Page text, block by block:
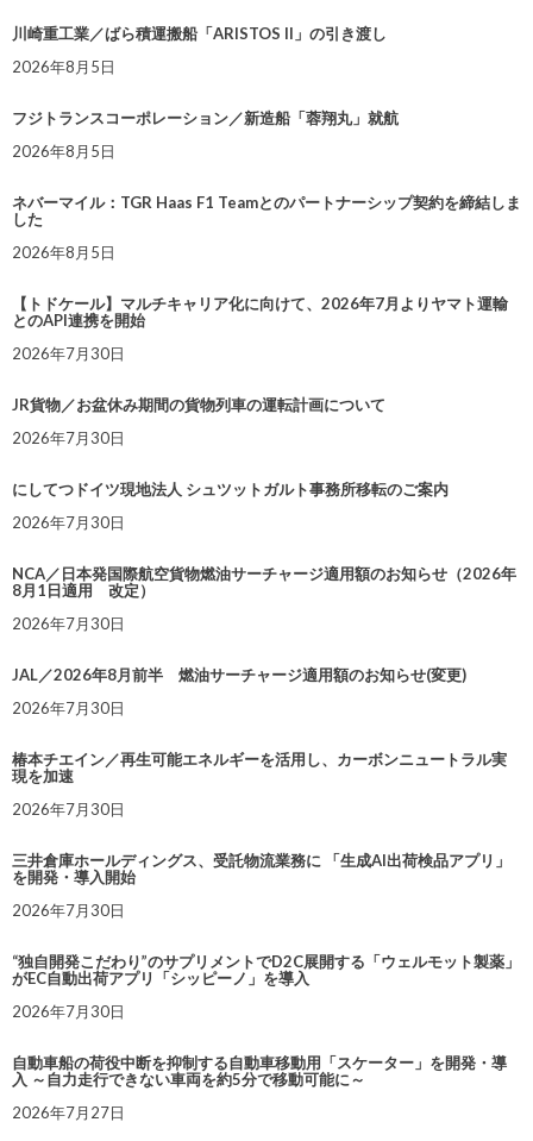
川崎重工業／ばら積運搬船「ARISTOS II」の引き渡し
2026年8月5日
フジトランスコーポレーション／新造船「蓉翔丸」就航
2026年8月5日
ネバーマイル：TGR Haas F1 Teamとのパートナーシップ契約を締結しま
した
2026年8月5日
【トドケール】マルチキャリア化に向けて、2026年7月よりヤマト運輸
とのAPI連携を開始
2026年7月30日
JR貨物／お盆休み期間の貨物列車の運転計画について
2026年7月30日
にしてつドイツ現地法人 シュツットガルト事務所移転のご案内
2026年7月30日
NCA／日本発国際航空貨物燃油サーチャージ適用額のお知らせ（2026年
8月1日適用 改定）
2026年7月30日
JAL／2026年8月前半 燃油サーチャージ適用額のお知らせ(変更)
2026年7月30日
椿本チエイン／再生可能エネルギーを活用し、カーボンニュートラル実
現を加速
2026年7月30日
三井倉庫ホールディングス、受託物流業務に 「生成AI出荷検品アプリ」
を開発・導入開始
2026年7月30日
“独自開発こだわり”のサプリメントでD2C展開する「ウェルモット製薬」
がEC自動出荷アプリ「シッピーノ」を導入
2026年7月30日
自動車船の荷役中断を抑制する自動車移動用「スケーター」を開発・導
入 ～自力走行できない車両を約5分で移動可能に～
2026年7月27日